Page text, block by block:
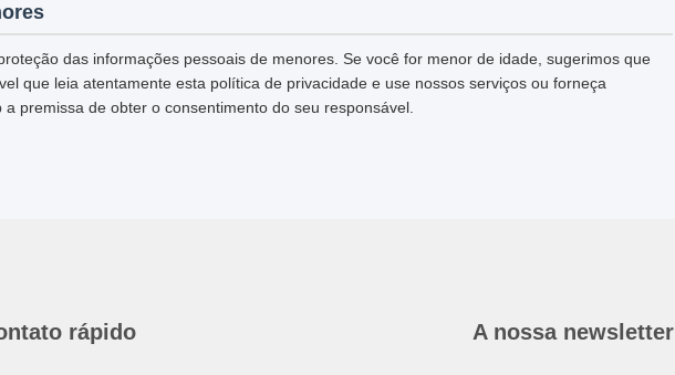
das informações pessoais de menores. Se você for menor de idade, sugerimos que
que leia atentamente esta política de privacidade e use nossos serviços ou forneça
premissa de obter o consentimento do seu responsável.
rápido A nossa newsletter